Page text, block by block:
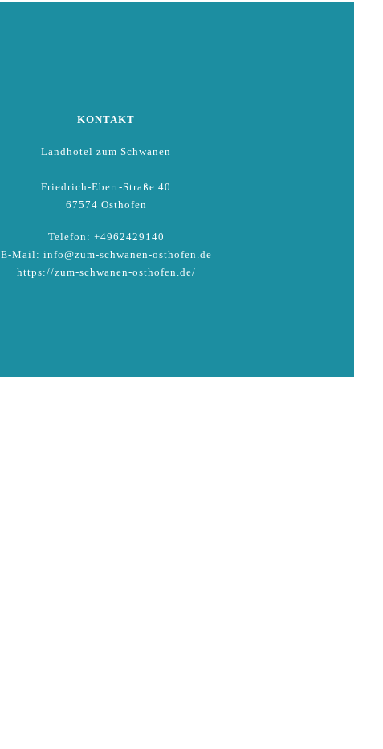
KONTAKT
Landhotel zum Schwanen
Friedrich-Ebert-Straße 40
67574 Osthofen
Telefon: +4962429140
E-Mail: info@zum-schwanen-osthofen.de
https://zum-schwanen-osthofen.de/